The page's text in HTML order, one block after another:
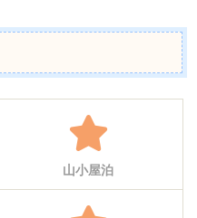
したので、ぜひ参...
山小屋泊